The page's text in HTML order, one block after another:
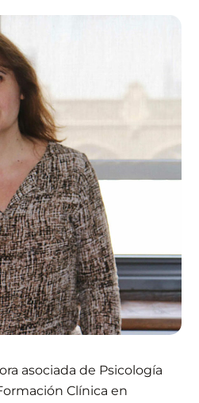
asociada de Psicología
Clínica en